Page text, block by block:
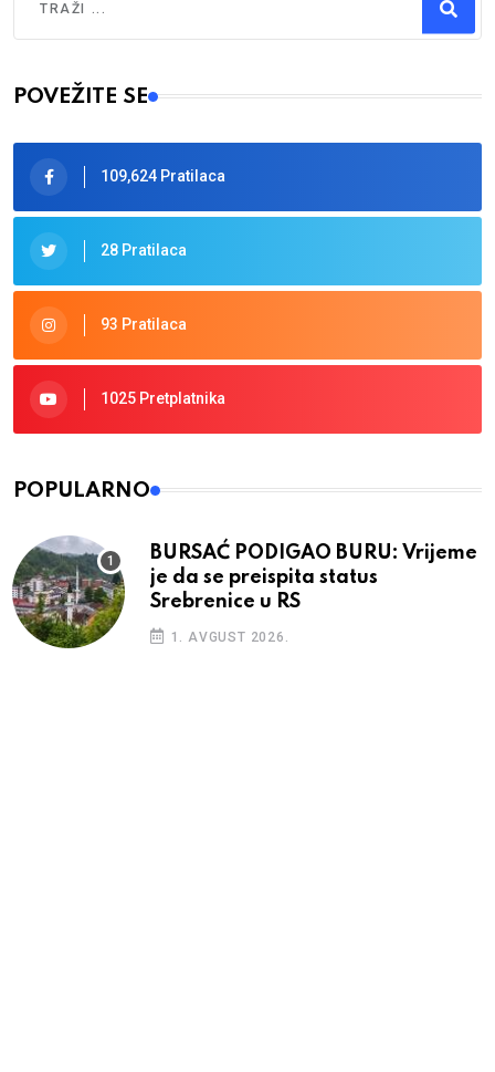
Type 2 or more characters for results.
POVEŽITE SE
109,624 Pratilaca
28 Pratilaca
93 Pratilaca
1025 Pretplatnika
POPULARNO
BURSAĆ PODIGAO BURU: Vrijeme
je da se preispita status
Srebrenice u RS
1. AVGUST 2026.